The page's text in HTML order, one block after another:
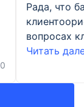
0
Рада, что
вопросах
Читать